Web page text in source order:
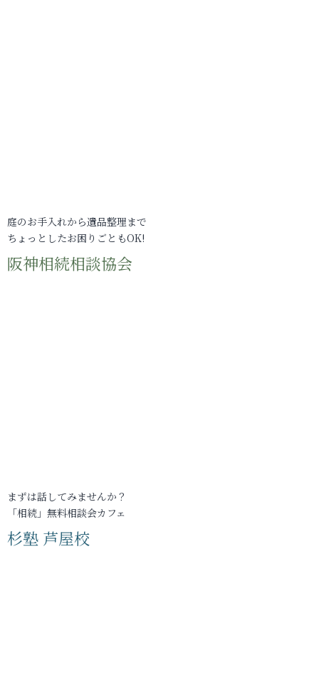
庭のお手入れから遺品整理まで
ちょっとしたお困りごともOK!
阪神相続相談協会
まずは話してみませんか？
「相続」無料相談会カフェ
杉塾 芦屋校